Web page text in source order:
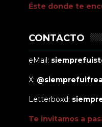
Éste donde te
CONTACTO
eMail:
X:
Letterboxd:
Te invitamos a